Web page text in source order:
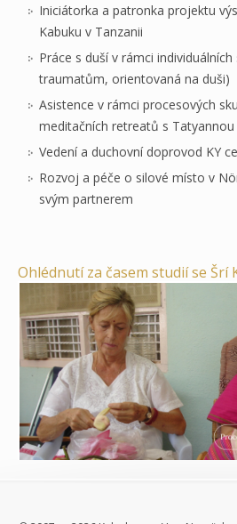
Iniciátorka a patronka projektu
Kabuku v Tanzanii
Práce s duší v rámci
traumatům, orientovaná na duši)
Asistence v rámci procesových
meditačních retreatů s Tatyannou
Vedení a duchovní doprovod KY
Rozvoj a péče o silové místo v
svým partnerem
Ohlédnutí za časem studií se Šrí